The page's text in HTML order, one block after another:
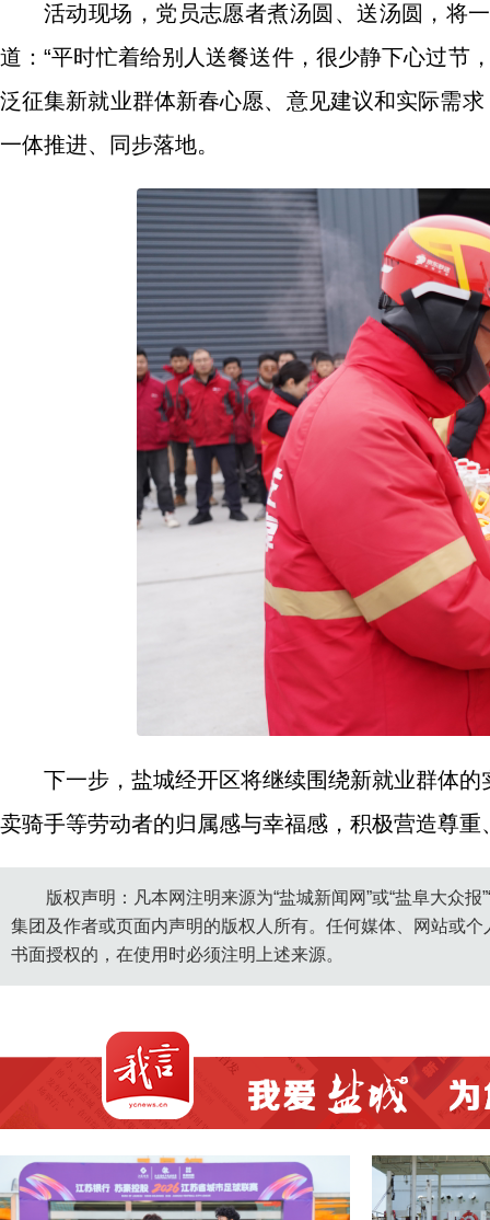
活动现场，党员志愿者煮汤圆、送汤圆，将
道：“平时忙着给别人送餐送件，很少静下心过节
泛征集新就业群体新春心愿、意见建议和实际需
一体推进、同步落地。
下一步，盐城经开区将继续围绕新就业群体
卖骑手等劳动者的归属感与幸福感，积极营造尊
版权声明：凡本网注明来源为“盐城新闻网”或“盐阜大众
集团及作者或页面内声明的版权人所有。任何媒体、网站或
书面授权的，在使用时必须注明上述来源。